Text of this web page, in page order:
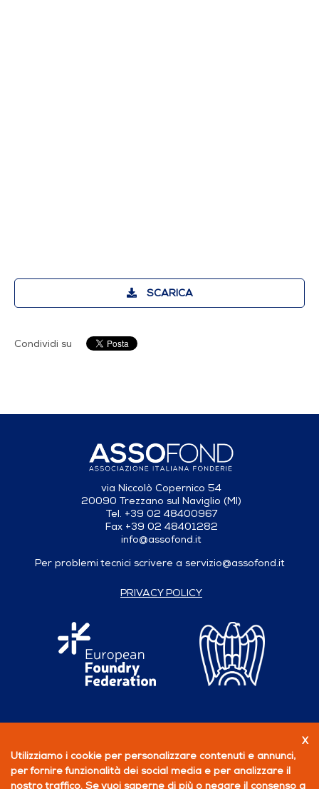
SCARICA
Condividi su
via Niccolò Copernico 54
20090 Trezzano sul Naviglio (MI)
Tel. +39 02 48400967
Fax +39 02 48401282
info@assofond.it
Per problemi tecnici scrivere a servizio@assofond.it
PRIVACY POLICY
PERCHÉ ASSOCIARSI
X
Utilizziamo i cookie per personalizzare contenuti e annunci,
per fornire funzionalità dei social media e per analizzare il
nostro traffico. Se vuoi saperne di più o negare il consenso a